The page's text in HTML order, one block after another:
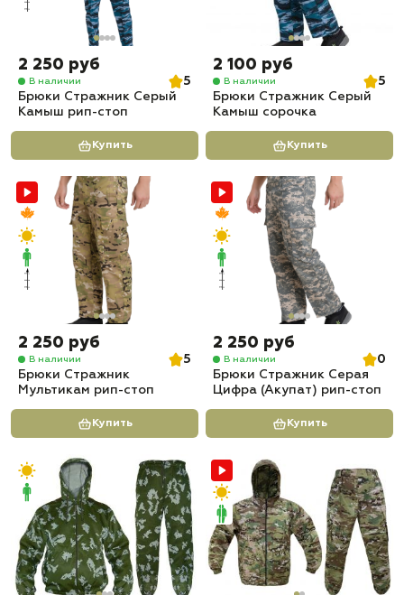
2 250 руб
В наличии
5
Брюки Стражник Серый
Камыш рип-стоп
Купить
2 100 руб
В наличии
5
Брюки Стражник Серый
Камыш сорочка
Купить
2 250 руб
В наличии
5
Брюки Стражник
Мультикам рип-стоп
Купить
2 250 руб
В наличии
0
Брюки Стражник Серая
Цифра (Акупат) рип-стоп
Купить